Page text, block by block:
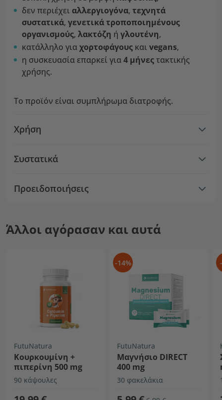
δεν περιέχει αλλεργιογόνα, τεχνητά
συστατικά, γενετικά τροποποιημένους
οργανισμούς, λακτόζη ή γλουτένη,
κατάλληλο γιαχορτοφάγους καιvegans,
η συσκευασία επαρκεί για4 μήνεςτακτικής
χρήσης.
Το προϊόν είναι συμπλήρωμα διατροφής.
Χρήση
Συστατικά
Προειδοποιήσεις
Άλλοι αγόρασαν και αυτά
FutuNatura
Κουρκουμίνη +
πιπερίνη 500 mg
90 κάψουλες
-14%
FutuNatura
Μαγνήσιο DIRECT
400 mg
30 φακελάκια